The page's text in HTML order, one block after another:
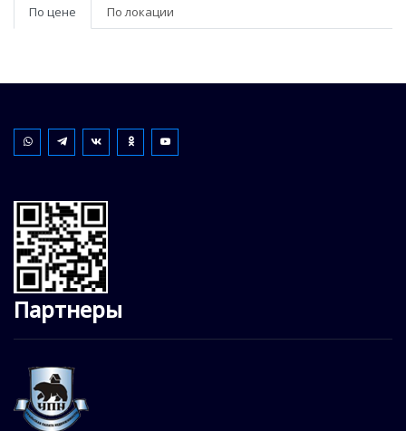
По цене По локации
Партнеры